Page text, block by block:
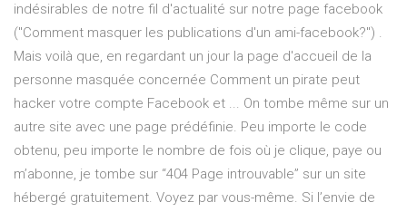
indésirables de notre fil d'actualité sur notre page facebook
("Comment masquer les publications d'un ami-facebook?") .
Mais voilà que, en regardant un jour la page d'accueil de la
personne masquée concernée Comment un pirate peut
hacker votre compte Facebook et ... On tombe même sur un
autre site avec une page prédéfinie. Peu importe le code
obtenu, peu importe le nombre de fois où je clique, paye ou
m’abonne, je tombe sur “404 Page introuvable” sur un site
hébergé gratuitement. Voyez par vous-même. Si l’envie de